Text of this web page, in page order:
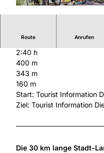
CC-BY-
Route Anrufen
2:40 h
400 m
343 m
160 m
Start: Tourist Information
Ziel: Tourist Information
Die 30 km lange Stadt-